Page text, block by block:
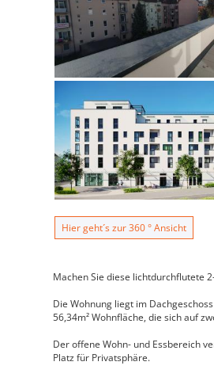
Hier geht´s zur 360 ° Ansicht
Machen Sie diese lichtdurchflutete
Die Wohnung liegt im
56,34m² Wohnfläche, die sich auf
Der offene Wohn- und Essbereich
Platz für Privatsphäre.